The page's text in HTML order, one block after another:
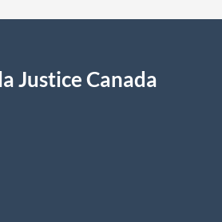
Justice Canada